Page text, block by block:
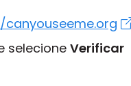
selecioneVerificar